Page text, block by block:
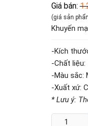
Giá bán:
(giá sản
Khuyến
-Kích
-Chất liệu:
-Màu sắc:
-Xuất xứ:
* Lưu ý: